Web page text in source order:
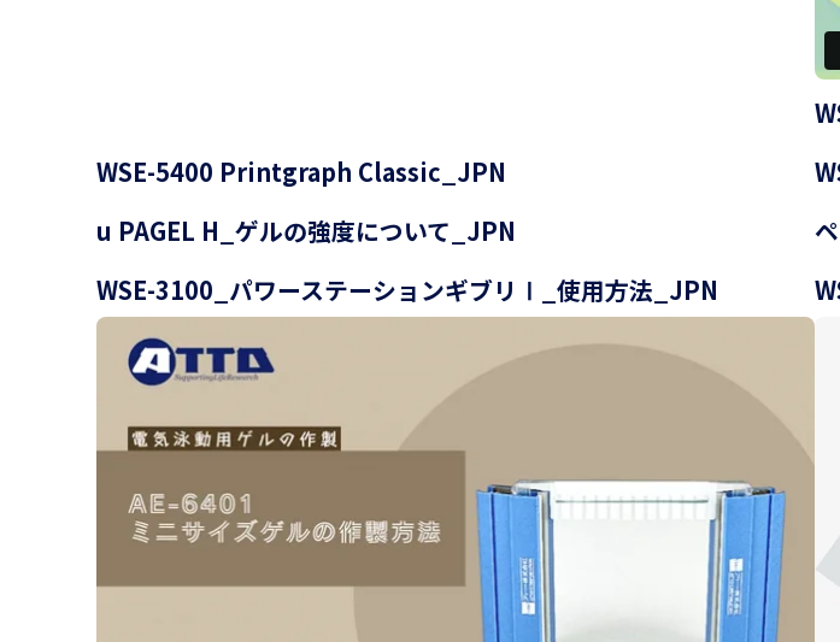
WSE-5400 Printgraph Classic_JPN
u PAGEL H_ゲルの強度について_JPN
WSE-3100_パワーステーションギブリⅠ_使用方法_JPN